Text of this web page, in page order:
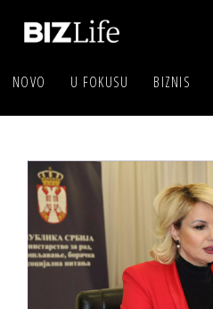
NOVO U FOKUSU BIZNIS